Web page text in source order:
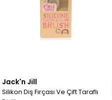
Jack'n Jill
Silikon Diş Fırçası Ve Çift Taraflı